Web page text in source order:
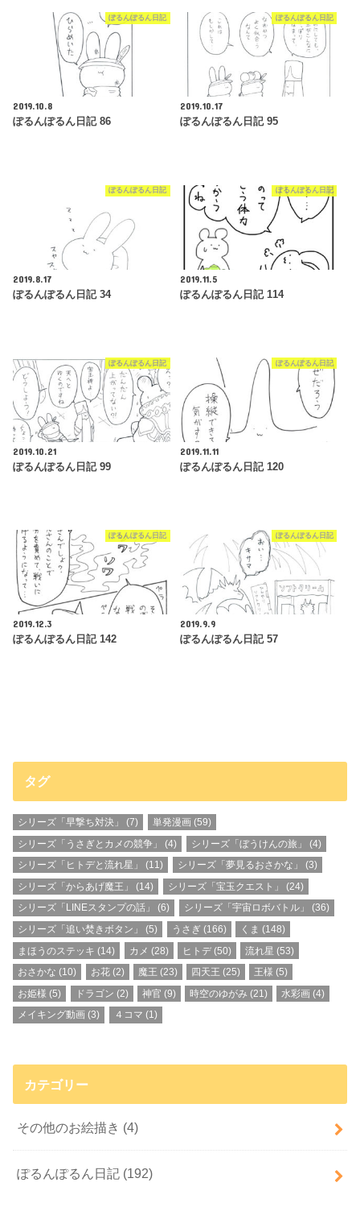
ぽるんぽるん日記
2019.10.8
ぽるんぽるん日記 86
ぽるんぽるん日記
2019.10.17
ぽるんぽるん日記 95
ぽるんぽるん日記
2019.8.17
ぽるんぽるん日記 34
ぽるんぽるん日記
2019.11.5
ぽるんぽるん日記 114
ぽるんぽるん日記
2019.10.21
ぽるんぽるん日記 99
ぽるんぽるん日記
2019.11.11
ぽるんぽるん日記 120
ぽるんぽるん日記
2019.12.3
ぽるんぽるん日記 142
ぽるんぽるん日記
2019.9.9
ぽるんぽるん日記 57
タグ
シリーズ「早撃ち対決」 (7) 単発漫画(59)
シリーズ「うさぎとカメの競争」
(4) シリーズ「ぼうけんの旅」
(4)
シリーズ「ヒトデと流れ星」
(11) シリーズ「夢見るおさかな」
(3)
シリーズ「からあげ魔王」
(14) シリーズ「宝玉クエスト」
(24)
シリーズ「LINEスタンプの話」
(6) シリーズ「宇宙ロボバトル」
(36)
シリーズ「追い焚きボタン」
(5) うさぎ (166) くま (148)
まほうのステッキ (14) カメ (28) ヒトデ(50) 流れ星 (53)
おさかな (10) お花(2) 魔王 (23) 四天王 (25) 王様 (5)
お姫様 (5) ドラゴン (2) 神官 (9) 時空のゆがみ (21) 水彩画 (4)
メイキング動画 (3) ４コマ (1)
カテゴリー
その他のお絵描き (4)
ぽるんぽるん日記 (192)